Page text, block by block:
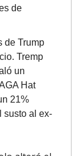
de
de Trump
Tremp
un
Hat
21%
susto al ex-